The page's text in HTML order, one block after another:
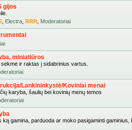
gijos
Electra RRR Moderatoriai
miniatiūros
ir raktas į sidabrinius vartus.
Lankininkystė/Koviniai menai
karyba, šaulių bei kovinių menų temos
gamina, parduoda ar moko pasigaminti